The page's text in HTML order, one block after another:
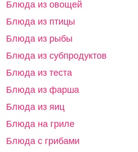
Блюда из овощей
Блюда из птицы
Блюда из рыбы
Блюда из субпродуктов
Блюда из теста
Блюда из фарша
Блюда из яиц
Блюда на гриле
Блюда с грибами